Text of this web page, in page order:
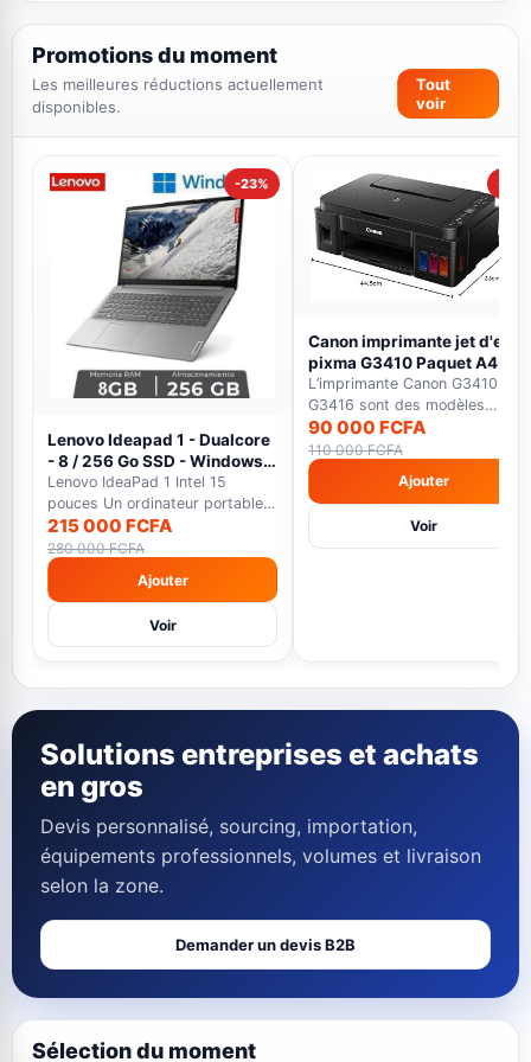
Promotions du moment
Les meilleures réductions actuellement
disponibles.
Tout
voir
-23%
Lenovo Ideapad 1 - Dualcore
- 8 / 256 Go SSD - Windows
11 - gris - Garantie 12 Mois
Lenovo IdeaPad 1 Intel 15
pouces Un ordinateur portable
polyvalent avec éc...
215 000 FCFA
280 000 FCFA
Ajouter
Voir
-18%
Canon imprimante jet
pixma G3410 Paquet A4 -
WiFi -12000 pages en Noir
7000 pages en couleur noir
L’imprimante Canon G3410 et
G3416 sont des modèles
multifonctions qui font...
90 000 FCFA
110 000 FCFA
Ajouter
Voir
Solutions entreprises et achats
en gros
Devis personnalisé, sourcing, importation,
équipements professionnels, volumes et livraison
selon la zone.
Demander un devis B2B
Sélection du moment